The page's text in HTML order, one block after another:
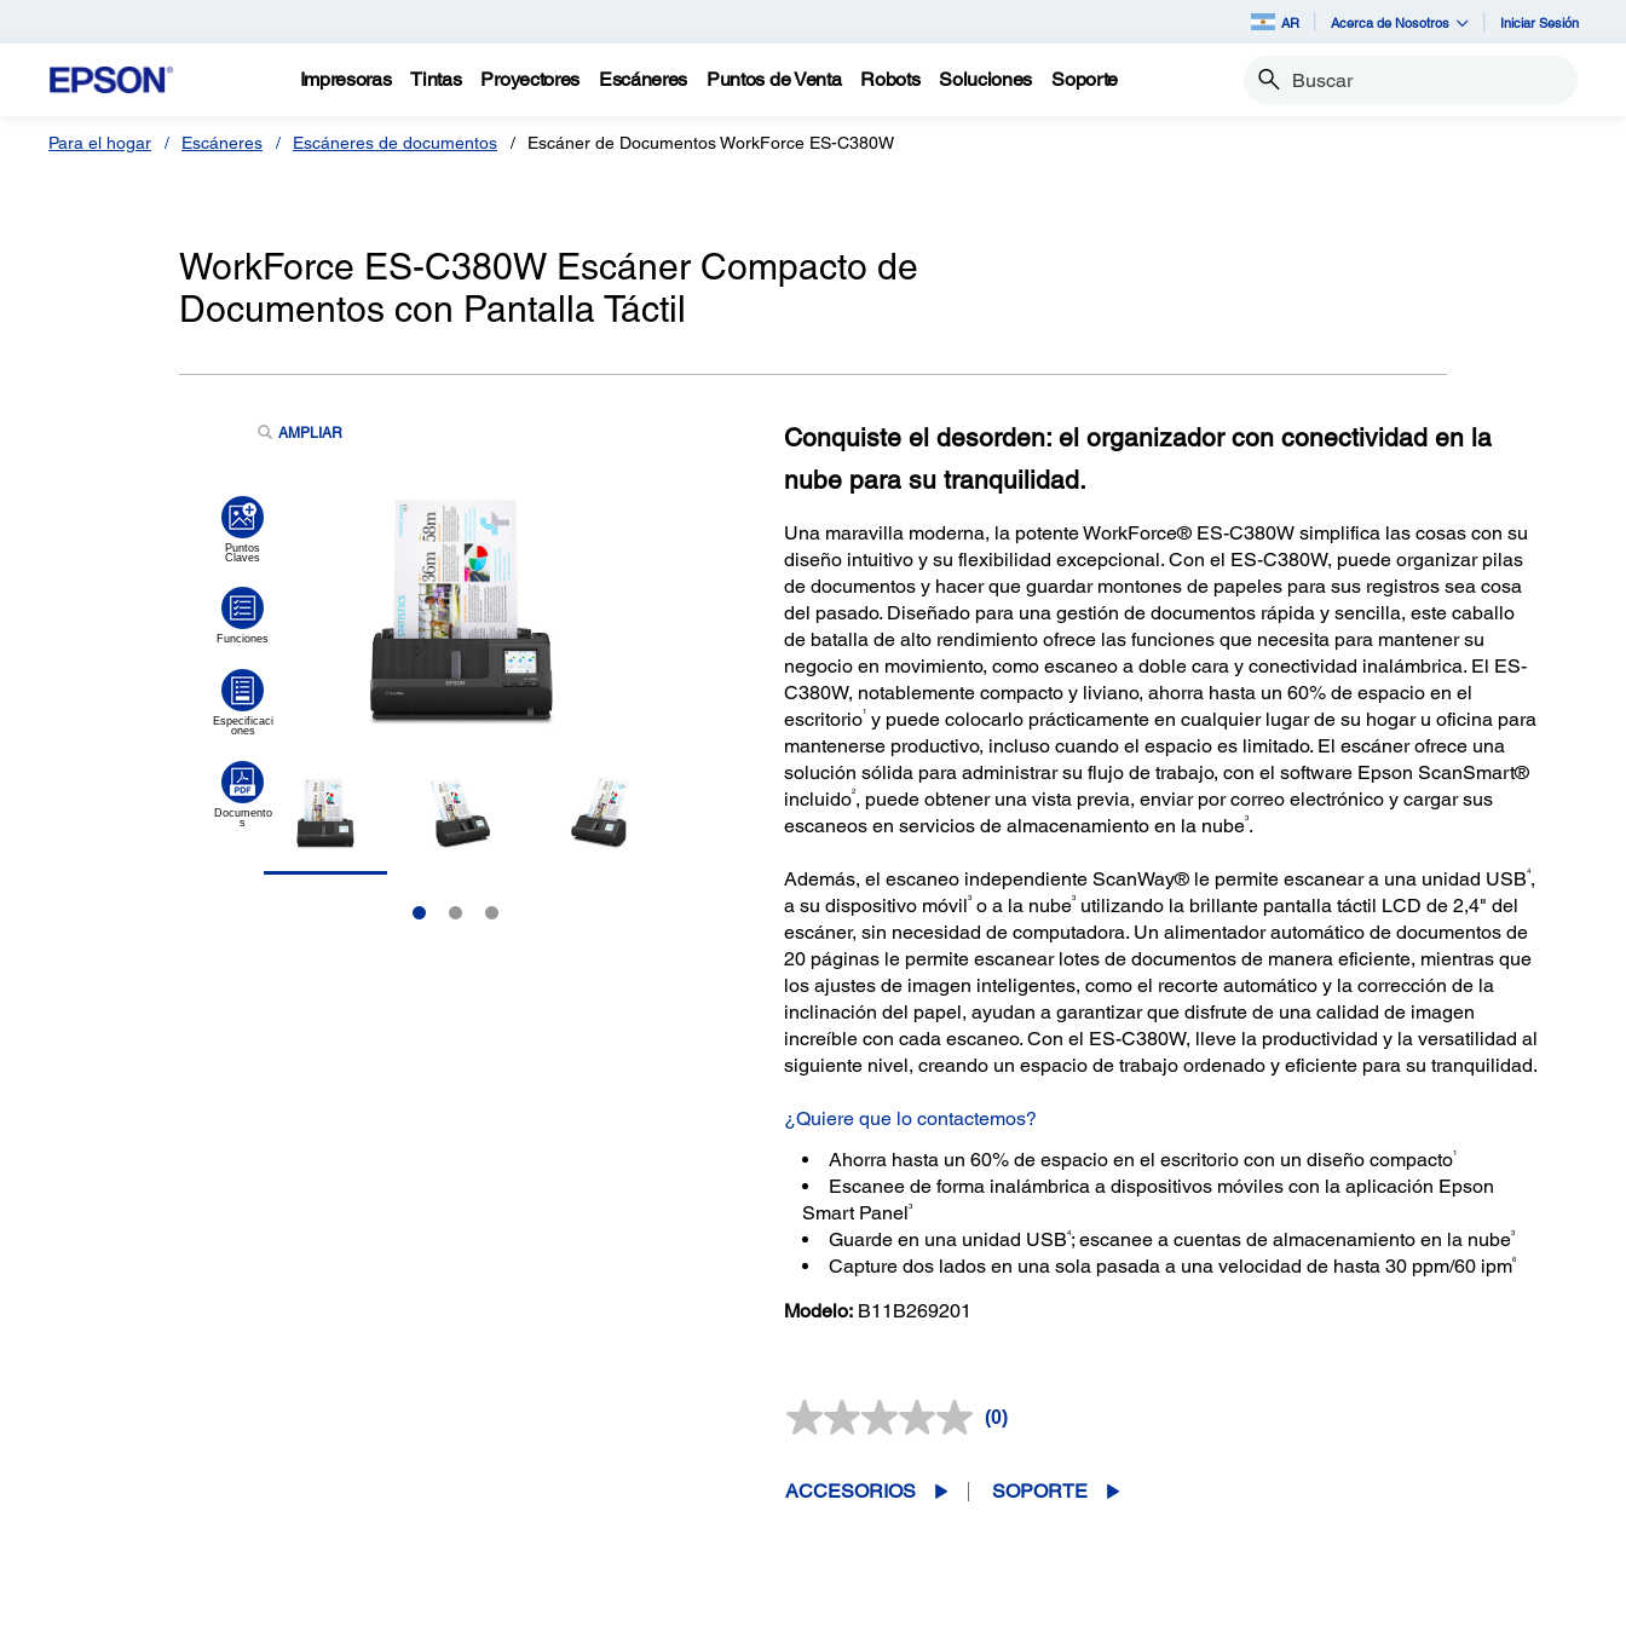
AR Acerca de Nosotros Iniciar Sesión
Impresoras Tintas Proyectores Escáneres Puntos de Venta Robots Soluciones Soporte Buscar
Para el hogar Escáneres Escáneres de documentos Escáner de Documentos WorkForce ES-C380W
WorkForce ES-C380W Escáner Compacto de
Documentos con Pantalla Táctil
AMPLIAR
Conquiste el desorden: el organizador con conectividad en la
nube para su tranquilidad.
Una maravilla moderna, la potente WorkForce® ES-C380W simplifica las cosas con su
diseño intuitivo y su flexibilidad excepcional. Con el ES-C380W, puede organizar pilas
de documentos y hacer que guardar montones de papeles para sus registros sea cosa
del pasado. Diseñado para una gestión de documentos rápida y sencilla, este caballo
de batalla de alto rendimiento ofrece las funciones que necesita para mantener su
negocio en movimiento, como escaneo a doble cara y conectividad inalámbrica. El ES-
C380W, notablemente compacto y liviano, ahorra hasta un 60% de espacio en el
escritorio1y puede colocarlo prácticamente en cualquier lugar de su hogar u oficina para
mantenerse productivo, incluso cuando el espacio es limitado. El escáner ofrece una
solución sólida para administrar su flujo de trabajo, con el software Epson ScanSmart®
incluido2, puede obtener una vista previa, enviar por correo electrónico y cargar sus
escaneos en servicios de almacenamiento en la nube3.
Además, el escaneo independiente ScanWay® le permite escanear a una unidad USB4,
a su dispositivo móvil3o a la nube3utilizando la brillante pantalla táctil LCD de 2,4" del
escáner, sin necesidad de computadora. Un alimentador automático de documentos de
20 páginas le permite escanear lotes de documentos de manera eficiente, mientras que
los ajustes de imagen inteligentes, como el recorte automático y la corrección de la
inclinación del papel, ayudan a garantizar que disfrute de una calidad de imagen
increíble con cada escaneo. Con el ES-C380W, lleve la productividad y la versatilidad al
siguiente nivel, creando un espacio de trabajo ordenado y eficiente para su tranquilidad.
¿Quiere que lo contactemos?
Ahorra hasta un 60% de espacio en el escritorio con un diseño compacto1
Escanee de forma inalámbrica a dispositivos móviles con la aplicación Epson
Smart Panel3
Guarde en una unidad USB4; escanee a cuentas de almacenamiento en la nube3
Capture dos lados en una sola pasada a una velocidad de hasta 30 ppm/60 ipm6
Modelo: B11B269201
Sin
en
la
(0)
ACCESORIOS SOPORTE